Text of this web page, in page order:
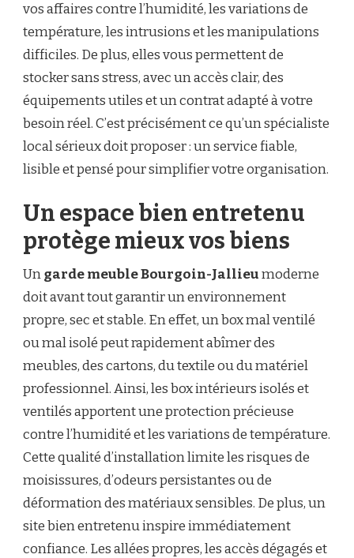
vos affaires contre l’humidité, les variations de
température, les intrusions et les manipulations
difficiles. De plus, elles vous permettent de
stocker sans stress, avec un accès clair, des
équipements utiles et un contrat adapté à votre
besoin réel. C’est précisément ce qu’un spécialiste
local sérieux doit proposer : un service fiable,
lisible et pensé pour simplifier votre organisation.
Un espace bien entretenu
protège mieux vos biens
Ungarde meuble Bourgoin-Jallieumoderne
doit avant tout garantir un environnement
propre, sec et stable. En effet, un box mal ventilé
ou mal isolé peut rapidement abîmer des
meubles, des cartons, du textile ou du matériel
professionnel. Ainsi, les box intérieurs isolés et
ventilés apportent une protection précieuse
contre l’humidité et les variations de température.
Cette qualité d’installation limite les risques de
moisissures, d’odeurs persistantes ou de
déformation des matériaux sensibles. De plus, un
site bien entretenu inspire immédiatement
confiance. Les allées propres, les accès dégagés et